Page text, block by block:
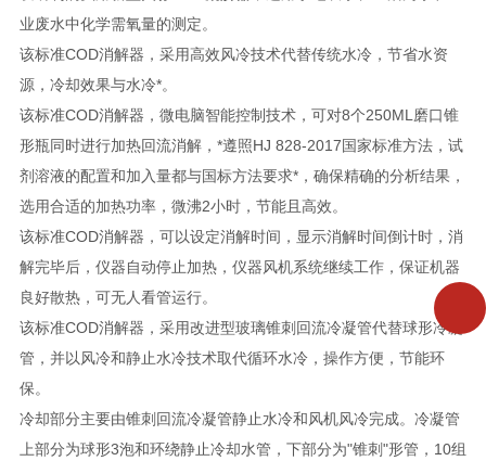
业废水中化学需氧量的测定。
该标准COD消解器，采用高效风冷技术代替传统水冷，节省水资
源，冷却效果与水冷*。
该标准COD消解器，微电脑智能控制技术，可对8个250ML磨口锥
形瓶同时进行加热回流消解，*遵照HJ 828-2017国家标准方法，试
剂溶液的配置和加入量都与国标方法要求*，确保精确的分析结果，
选用合适的加热功率，微沸2小时，节能且高效。
该标准COD消解器，可以设定消解时间，显示消解时间倒计时，消
解完毕后，仪器自动停止加热，仪器风机系统继续工作，保证机器
良好散热，可无人看管运行。
该标准COD消解器，采用改进型玻璃锥刺回流冷凝管代替球形冷凝
管，并以风冷和静止水冷技术取代循环水冷，操作方便，节能环
保。
冷却部分主要由锥刺回流冷凝管静止水冷和风机风冷完成。冷凝管
上部分为球形3泡和环绕静止冷却水管，下部分为"锥刺"形管，10组